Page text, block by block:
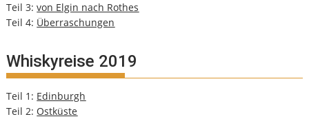
Teil 3:von Elgin nach Rothes
Teil 4: Überraschungen
Whiskyreise 2019
Teil 1: Edinburgh
Teil 2: Ostküste